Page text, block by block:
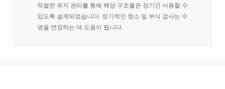
적절한 유지 관리를 통해 해당 구조물은 장기간 사용할 수
있도록 설계되었습니다. 정기적인 청소 및 부식 검사는 수
명을 연장하는 데 도움이 됩니다.